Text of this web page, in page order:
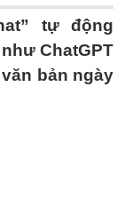
tự động
ChatGPT
bản ngày